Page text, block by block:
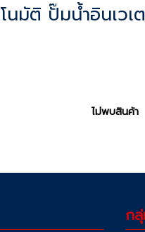
นมัติ ปั๊มน้ำอินเวเ
ไม่พบสินค้า
ก